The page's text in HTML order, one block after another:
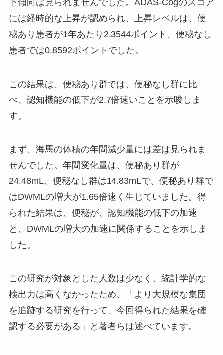
下傾向は見られませんでした。ADAS-Cogのスコア
には経時的な上昇が認められ、上昇レベルは、便
秘あり患者が1年あたり2.3544ポイント、便秘なし
患者では0.8592ポイントでした。
この結果は、便秘あり群では、便秘なし群に比
べ、認知機能の低下が2.7倍速いことを示唆しま
す。
まず、海馬の体積の年間減少量には差は見られま
せんでした。年間変化量は、便秘あり群が
24.48mL、便秘なし群は14.83mLで、便秘あり群で
はDWMLの増大が1.65倍速く生じていました。得
られた結果は、便秘が、認知機能の低下の加速
と、DWMLの増大の加速に関係することを示しま
した。
この研究が対象とした人数は少なく、統計学的な
検出力は高くなかったため、「より大規模な集団
を追跡する研究を行って、今回得られた結果を確
認する必要がある」と著者らは述べています。